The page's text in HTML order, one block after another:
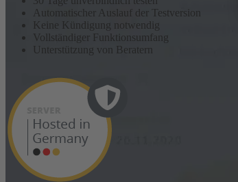
Automatischer Auslauf der Testversion
Keine Kündigung notwendig
Vollständiger Funktionsumfang
Unterstützung von Beratern